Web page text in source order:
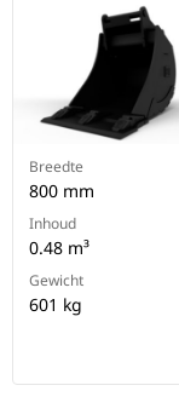
Breedte
800 mm
Inhoud
0.48 m³
Gewicht
601 kg